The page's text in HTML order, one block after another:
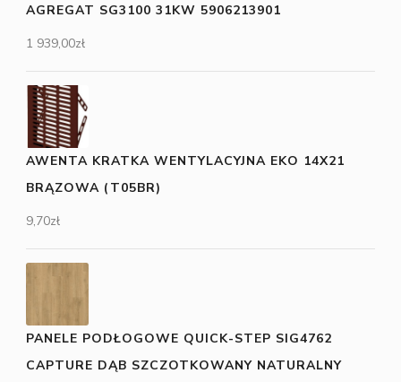
AGREGAT SG3100 31KW 5906213901
1 939,00zł
AWENTA KRATKA WENTYLACYJNA EKO 14X21
BRĄZOWA (T05BR)
9,70zł
PANELE PODŁOGOWE QUICK-STEP SIG4762
CAPTURE DĄB SZCZOTKOWANY NATURALNY